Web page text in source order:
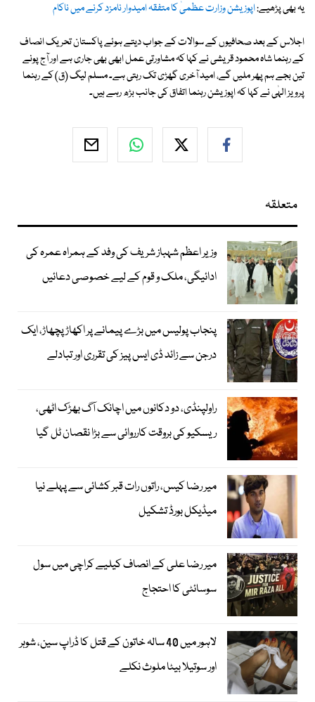
یہ بھی پڑھیے:اپوزیشن وزارت عظمیٰ کا متفقہ امیدوار نامزد کرنے میں ناکام
اجلاس کے بعد صحافیوں کے سوالات کے جواب دیتے ہوئے پاکستان تحریک انصاف
کے رہنما شاہ محمود قریشی نے کہا کہ مشاورتی عمل ابھی بھی جاری ہے اور آج پونے
تین بجے ہم پھر ملیں گے، امید آخری گھڑی تک رہتی ہے۔ مسلم لیگ (ق) کے رہنما
پرویز الہٰی نے کہا کہ اپوزیشن رہنما اتفاق کی جانب بڑھ رہے ہیں۔
متعلقہ
وزیر اعظم شہباز شریف کی وفد کے ہمراہ عمرہ کی
ادائیگی، ملک و قوم کے لیے خصوصی دعائیں
پنجاب پولیس میں بڑے پیمانے پر اکھاڑ پچھاڑ، ایک
درجن سے زائد ڈی ایس پیز کی تقرری اور تبادلے
راولپنڈی، دو دکانوں میں اچانک آگ بھڑک اٹھی،
ریسکیو کی بروقت کارروائی سے بڑا نقصان ٹل گیا
میر رضا کیس، راتوں رات قبر کشائی سے پہلے نیا
میڈیکل بورڈ تشکیل
میر رضا علی کے انصاف کیلیے کراچی میں سول
سوسائٹی کا احتجاج
لاہور میں 40 سالہ خاتون کے قتل کا ڈراپ سین، شوہر
اور سوتیلا بیٹا ملوث نکلے